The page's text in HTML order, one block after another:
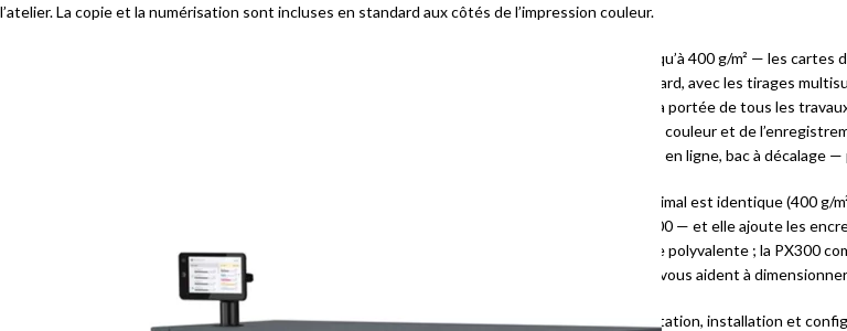
l’atelier. La copie et la numérisation sont incluses en standard aux côtés de l’impression couleur.
Son argument décisif au quotidien : la vitesse nominale est maintenue sur tous les supports, jusqu’à 400 g/m² — les
supports synthétiques et bannières extra-longues défilent au même rythme que le papier standard, avec les tirages
encres spécialisées Beyond CMYK, qui mettent les embellissements de niveau professionnel à la portée de tous les
PX300 ou EX-Li PX300), et les options de production sérieuse suivent : contrôle de la densité de couleur et de
une finition complète — création de cahiers, coupe, refente et pliage, plieuse, perforation, reliure en ligne, bac à décalage
Face à l’imprimante PrimeLink C9200, sa voisine de gamme chez D&O Partners, le grammage maximal est identique (400
par mois là où la C9200 plafonne à 60 000, avec un cycle maximal de 750 000 pages contre 300 000 — et elle ajoute les
appartiennent au monde de la presse. La C9200 reste le bon choix pour une reprographie interne polyvalente ; la PX300
volumes visent encore plus haut, la gamme Proficio se prolonge avec la PX500 — nos conseillers vous aident à
Chez D&O Partners, la Proficio PX300 est disponible à l’achat ou en leasing, avec étude d’implantation, installation et